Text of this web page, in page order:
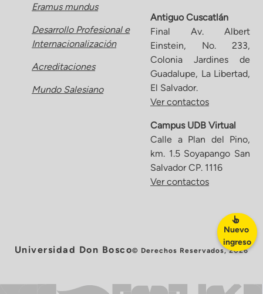
Nuevo
ingreso
Eramus mundus
Desarrollo Profesional e
Internacionalización
Acreditaciones
Mundo Salesiano
Antiguo Cuscatlán
Final Av. Albert
Einstein, No. 233,
Colonia Jardines de
Guadalupe, La Libertad,
El Salvador.
Ver contactos
Campus UDB Virtual
Calle a Plan del Pino,
km. 1.5 Soyapango San
Salvador CP. 1116
Ver contactos
Universidad Don Bosco© Derechos Reservados, 2026